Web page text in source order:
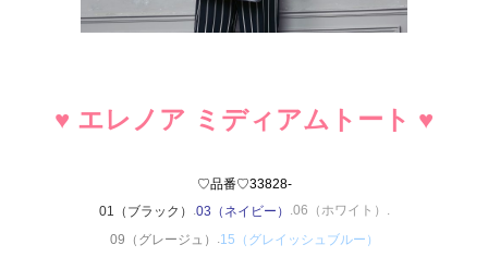
♥ エレノア ミディアムトート ♥
♡品番♡33828-
01（ブラック）
.03（ネイビー） .06（ホワイト）.
09（グレージュ）
15（グレイッシュブルー）